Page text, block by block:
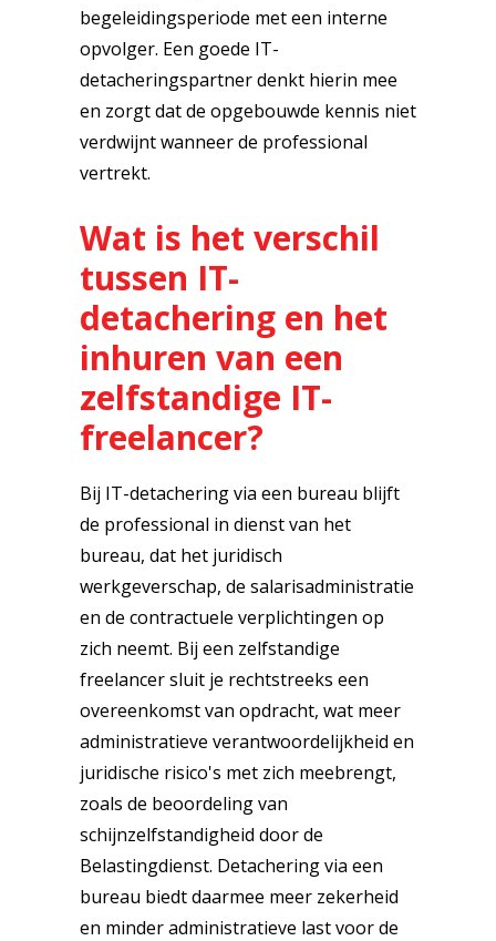
begeleidingsperiode met een interne
opvolger. Een goede IT-
detacheringspartner denkt hierin mee
en zorgt dat de opgebouwde kennis niet
verdwijnt wanneer de professional
vertrekt.
Wat is het verschil
tussen IT-
detachering en het
inhuren van een
zelfstandige IT-
freelancer?
Bij IT-detachering via een bureau blijft
de professional in dienst van het
bureau, dat het juridisch
werkgeverschap, de salarisadministratie
en de contractuele verplichtingen op
zich neemt. Bij een zelfstandige
freelancer sluit je rechtstreeks een
overeenkomst van opdracht, wat meer
administratieve verantwoordelijkheid en
juridische risico's met zich meebrengt,
zoals de beoordeling van
schijnzelfstandigheid door de
Belastingdienst. Detachering via een
bureau biedt daarmee meer zekerheid
en minder administratieve last voor de